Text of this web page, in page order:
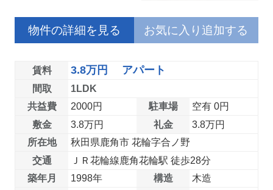
物件の詳細を見る お気に入り追加する
賃料 3.8万円 アパート
間取
1LDK
共益費
2000円 駐車場
空有 0円
敷金
3.8万円 礼金
3.8万円
所在地
秋田県鹿角市 花輪字合ノ野
交通
ＪＲ花輪線鹿角花輪駅 徒歩28分
築年月
1998年 構造 木造